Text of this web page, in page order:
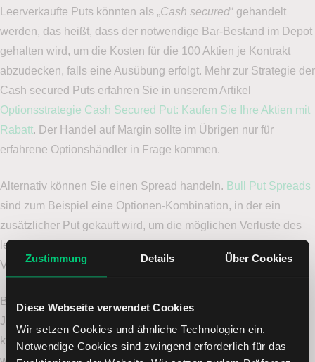
Zustimmung Details Über Cookies
Diese Webseite verwendet Cookies
Wir setzen Cookies und ähnliche Technologien ein.
Notwendige Cookies sind zwingend erforderlich für das
Leerverkaufte Puts könnten als „Cash secured“ gehandelt
werden, das heißt, dass der notwendige Bar-Bestand im Depot
gehalten wird, um die Kosten für die 100 Aktien je Kontrakt
abzudecken, falls eine Ausübung erfolgt. Mehr zur Strategie der
Cash secured Puts erfahren Sie in unserem Artikel
Optionsstrategie Cash Secured Put: Kaufen Sie Ihre Aktien mit
Rabatt. Der Handel auf Margin sollte im Übrigen nur für
erfahrene Optionshändler in Frage kommen.
Alternativ können Sie einen Spread handeln. Bull Put Spreads
sind zum Beispiel eine Optionen-Kombination, in der ein
zusätzlicher Put gekauft wird, um die möglichen Verluste des
leerverkauften Puts zu begrenzen. Dabei ist das maximale
Verlust-Risiko im Vorfeld bekannt und klar begrenzt.
Bei ungedeckten Calls gibt es kein schlimmstes Szenario.
Jedes schlimme Szenario, das Sie sich vorstellen können,
kann durch ein noch schlimmeres in den Schatten gestellt